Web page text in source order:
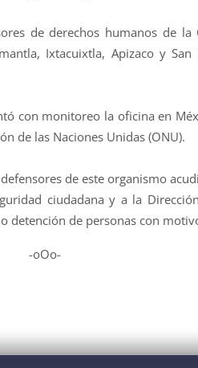
de derechos humanos de la
Ixtacuixtla, Apizaco y
con monitoreo la oficina en
de las Naciones Unidas (ONU).
de este organismo
ciudadana y a la
detención de personas con
-oOo-